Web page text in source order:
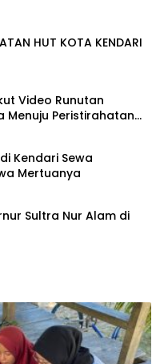
HUT KOTA KENDARI
Video Runutan
Menuju Peristirahatan
Kendari Sewa
Mertuanya
Sultra Nur Alam di